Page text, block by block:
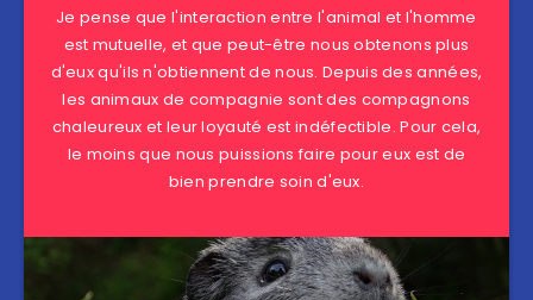
Je pense que l'interaction entre l'animal et l'homme
est mutuelle, et que peut-être nous obtenons plus
d'eux qu'ils n'obtiennent de nous. Depuis des années,
les animaux de compagnie sont des compagnons
chaleureux et leur loyauté est indéfectible. Pour cela,
le moins que nous puissions faire pour eux est de
bien prendre soin d'eux.